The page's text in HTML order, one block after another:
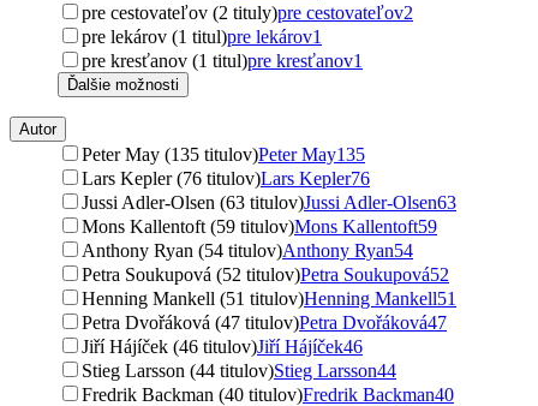
pre cestovateľov (2 tituly)pre cestovateľov2
pre lekárov (1 titul)pre lekárov1
pre kresťanov (1 titul)pre kresťanov1
Ďalšie možnosti
Autor
Peter May (135 titulov)Peter May135
Lars Kepler (76 titulov)Lars Kepler76
Jussi Adler-Olsen (63 titulov)Jussi Adler-Olsen63
Mons Kallentoft (59 titulov)Mons Kallentoft59
Anthony Ryan (54 titulov)Anthony Ryan54
Petra Soukupová (52 titulov)Petra Soukupová52
Henning Mankell (51 titulov)Henning Mankell51
Petra Dvořáková (47 titulov)Petra Dvořáková47
Jiří Hájíček (46 titulov)Jiří Hájíček46
Stieg Larsson (44 titulov)Stieg Larsson44
Fredrik Backman (40 titulov)Fredrik Backman40